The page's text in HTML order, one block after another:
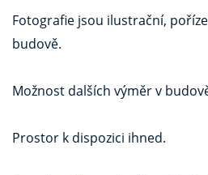
Fotografie jsou ilustrační,
budově.
Možnost dalších výměr v
Prostor k dispozici ihned.